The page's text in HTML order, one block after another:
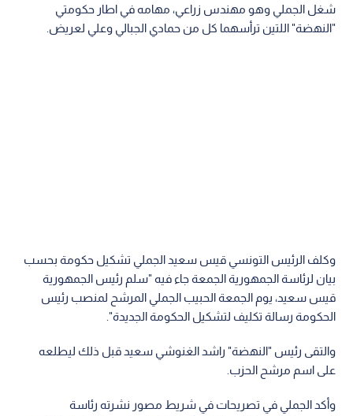
شغل الجملي وهو مهندس زراعي، مهامه في اطار حكومتي
"النهضة" اللتين ترأسهما كل من حمادي الجبالي وعلي لعريض.
وكلف الرئيس التونسي قيس سعيد الجملي تشكيل حكومة بحسب
بيان لرئاسة الجمهورية الجمعة جاء فيه "سلم رئيس الجمهورية
قيس سعيد، يوم الجمعة الحبيب الجملي المرشح لمنصب رئيس
الحكومة رسالة تكليف لتشكيل الحكومة الجديدة".
والتقى رئيس "النهضة" راشد الغنوشي سعيد قبل ذلك ليطلعه
على اسم مرشح الحزب.
وأكد الجملي في تصريحات في شريط مصور نشرته رئاسة